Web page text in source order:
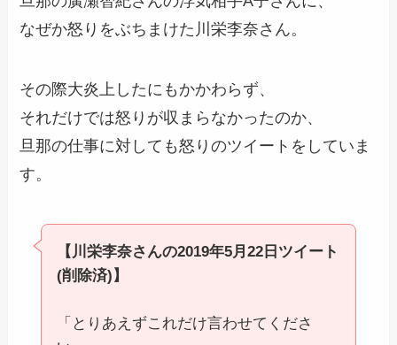
なぜか怒りをぶちまけた川栄李奈さん。
その際大炎上したにもかかわらず、
それだけでは怒りが収まらなかったのか、
旦那の仕事に対しても怒りのツイートをしていま
す。
【川栄李奈さんの2019年5月22日ツイート
(削除済)】
「とりあえずこれだけ言わせてくださ